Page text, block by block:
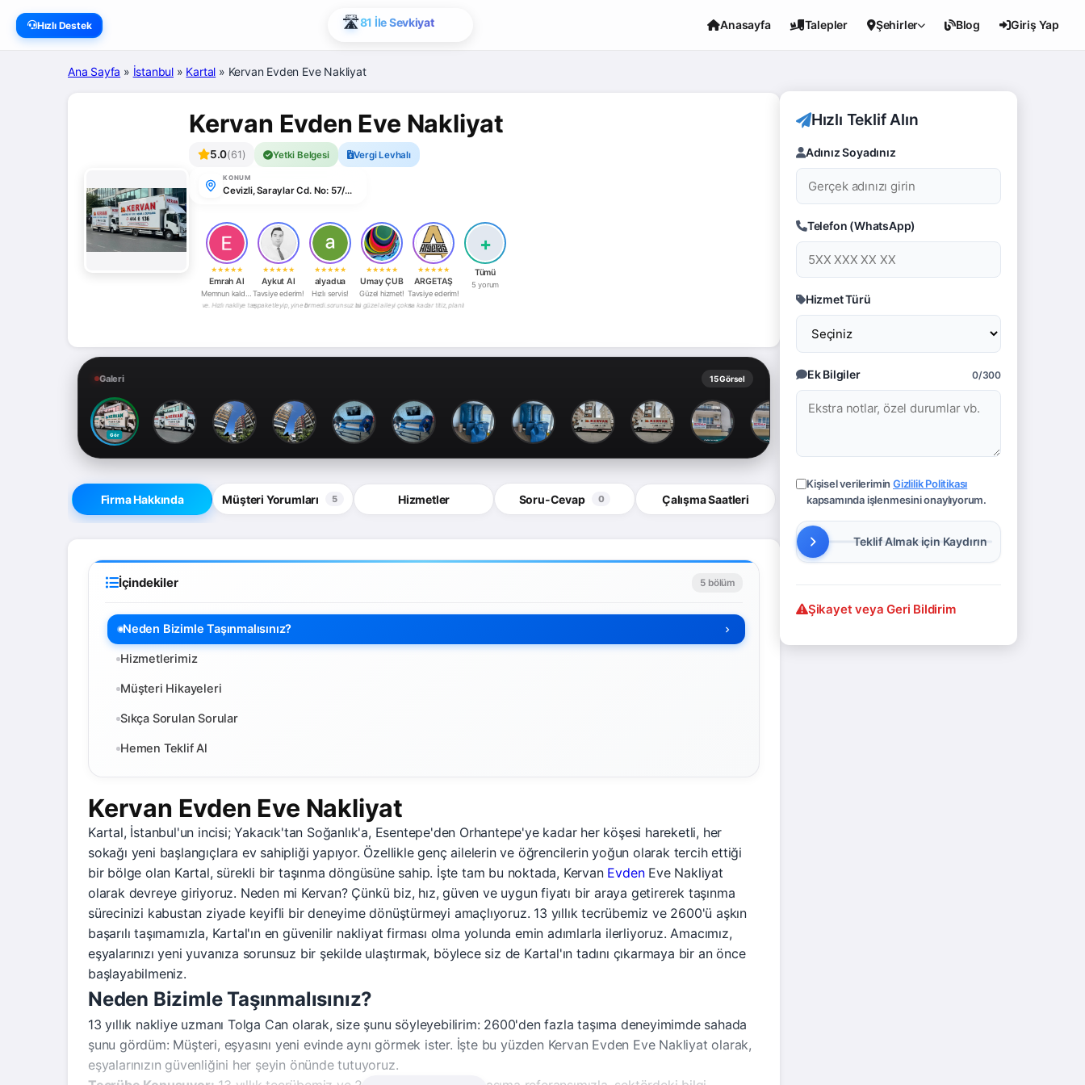
Hızlı Destek 🛣️81 İle Sevkiyat Anasayfa Talepler Şehirler Blog Giriş Yap
Ana Sayfa » İstanbul » Kartal » Kervan Evden Eve Nakliyat
Kervan Evden Eve Nakliyat
5.0(61) Yetki Belgesi Vergi Levhalı
KONUM
Cevizli, Saraylar Cd. No: 57/1 iç Kapı No: 3, 34862 Kartal/İstanbul, Türkiye
★★★★★
Emrah Al
profosyonel çalışma ekibi Temiz ve. Hızlı nakliye taşınma gerçekleşti çok memnun kaldım teşekkürler kervan ekibi
★★★★★
Aykut Al
Tavsiye ederim!
bir olaydı. Tesadüfen firmaya denk geldik. Eşyaların hepsini büyük titizlikle paketleyip, yine büyük titizlikle açıp kuruyorlar. Her konuda uçtan uca hizmet veriliyor. Mobilyacıları çok iyi. Paketleme hizmeti alabiliyorsunuz; her şey çok iyi ve çok hızlı. Biz çok memnun kaldık. Tüm çevremize tavsiye edeceğiz.
★★★★★
alyadua
Hızlı servis!
evimize taşındık. Güleryüzlü,hızlı,deneyimli, profesyonel bir firma. Eşyalarımız hiç bir zarar görmedi.sorunsuz bir şekilde işlerini yaptılar. Bundan sonra tüm eş dost akraba nakliye işimiz kendilerinde. Dürüst ve temiz arkadaşlara ve özellikle montajı yapan arkadaşa çok teşekkür ederim. KESKİN ailesi. 💐
★★★★★
Umay ÇUB
Güzel hizmet!
Uzunnnn yıllardır çalıştığımız, artık ailemiz haline gelen bu güzel aileyi çok seviyoruz...zararsız, ziyansız taşınırsınız...son derece profesyonel bir ekiptirler..kesinlikle öneririm...
★★★★★
ARGETAŞ
Tavsiye ederim!
Ankara’daki ofis taşımamızı Kervan Nakliyat ile yaptık. Sürecin başından sonuna kadar titiz, planlı ve son derece profesyonel bir hizmet aldık. Sorunsuz bir taşıma isteyenlere gönül rahatlığıyla tavsiye ederiz. Teşekkürler 👏 ARGETAŞ MÜHENDİSLİK
+
Tümü
5 yorum
Galeri 15 Görsel
Gör
Firma Hakkında Müşteri Yorumları 5 Hizmetler Soru-Cevap 0 Çalışma Saatleri
İçindekiler 5 bölüm
Neden Bizimle Taşınmalısınız?
Hizmetlerimiz
Müşteri Hikayeleri
Sıkça Sorulan Sorular
Hemen Teklif Al
Kervan Evden Eve Nakliyat
Kartal, İstanbul'un incisi; Yakacık'tan Soğanlık'a, Esentepe'den Orhantepe'ye kadar her köşesi hareketli, her
sokağı yeni başlangıçlara ev sahipliği yapıyor. Özellikle genç ailelerin ve öğrencilerin yoğun olarak tercih ettiği
bir bölge olan Kartal, sürekli bir taşınma döngüsüne sahip. İşte tam bu noktada, Kervan EvdenEve Nakliyat
olarak devreye giriyoruz. Neden mi Kervan? Çünkü biz, hız, güven ve uygun fiyatı bir araya getirerek taşınma
sürecinizi kabustan ziyade keyifli bir deneyime dönüştürmeyi amaçlıyoruz. 13 yıllık tecrübemiz ve 2600'ü aşkın
başarılı taşımamızla, Kartal'ın en güvenilir nakliyat firması olma yolunda emin adımlarla ilerliyoruz. Amacımız,
eşyalarınızı yeni yuvanıza sorunsuz bir şekilde ulaştırmak, böylece siz de Kartal'ın tadını çıkarmaya bir an önce
başlayabilmeniz.
Neden Bizimle Taşınmalısınız?
13 yıllık nakliye uzmanı Tolga Can olarak, size şunu söyleyebilirim: 2600'den fazla taşıma deneyimimde sahada
şunu gördüm: Müşteri, eşyasını yeni evinde aynı görmek ister. İşte bu yüzden Kervan Evden Eve Nakliyat olarak,
eşyalarınızın güvenliğini her şeyin önünde tutuyoruz.
Hızlı Teklif Alın
Adınız Soyadınız
Telefon (WhatsApp)
Hizmet Türü
Ek Bilgiler 0/300
Kişisel verileriminGizlilik Politikası
kapsamında işlenmesini onaylıyorum.
Şikayet veya Geri Bildirim